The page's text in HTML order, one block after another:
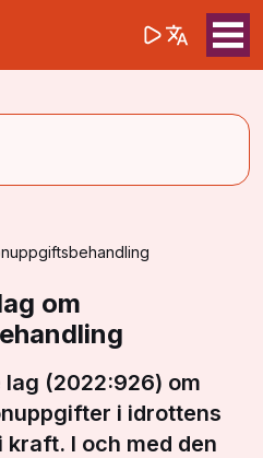
Sök på(opens in a
om
lag (2022:926) om
i idrottens
I och med den